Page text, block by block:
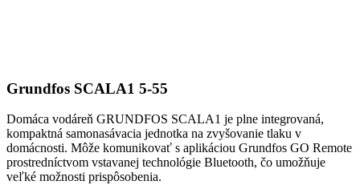
Grundfos SCALA1 5-55
Domáca vodáreň GRUNDFOS SCALA1 je plne integrovaná,
kompaktná samonasávacia jednotka na zvyšovanie tlaku v
domácnosti. Môže komunikovať s aplikáciou Grundfos GO Remote
prostredníctvom vstavanej technológie Bluetooth, čo umožňuje
veľké možnosti prispôsobenia.